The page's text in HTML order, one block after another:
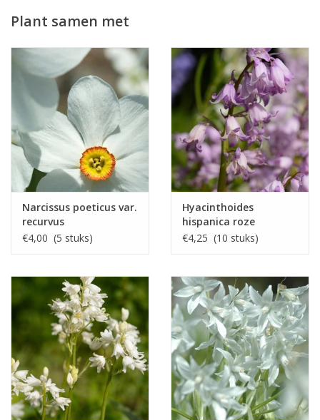
De Spaanse Hyacint is inheems in Spanje, Portugal en Noord-
Afrika. Op De Warande wordt de Hyacinthoides hispanica
tegelijkertijd: een prachtige combinatie! Hyacinthoides hispanica
combineert ook goed met de Dichtersnarcis (Narcissus
poeticus) en de Knikkende vogelmelk (Ornithogalum nutans).
Wilt u het verschil tussen de Spaanse Hyacint, de Boshyacint en
de Engelse Blue Bell nog beter begrijpen? Lees dan eens dit
artikel door, geschreven door Plantlife International, UK. Klikhier
voor het bestand (PDF). In dit Engelse artikel wordt het verschil
omschreven tussen de (Engelse) Bluebell, de Hybrid (Garden)
Bluebell (bij ons: de Boshyacint), en de Spanish Bluebell.
Plant samen met
Narcissus poeticus var.
recurvus
€4,00 (5 stuks)
Hyacinthoides
hispanica roze
€4,25 (10 stuks)